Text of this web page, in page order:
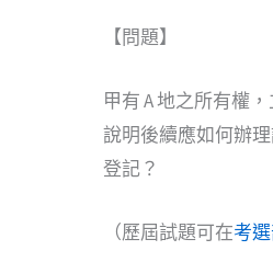
【問題】
甲有 A 地之所有權
說明後續應如何辦
登記？
（歷屆試題可在考